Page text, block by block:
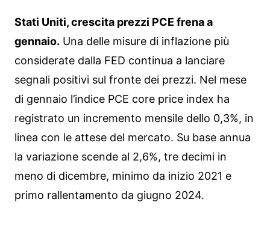
Stati Uniti, crescita prezzi PCE frena a
gennaio. Una delle misure di inflazione più
considerate dalla FED continua a lanciare
segnali positivi sul fronte dei prezzi. Nel mese
di gennaio l’indice PCE core price index ha
registrato un incremento mensile dello 0,3%, in
linea con le attese del mercato. Su base annua
la variazione scende al 2,6%, tre decimi in
meno di dicembre, minimo da inizio 2021 e
primo rallentamento da giugno 2024.